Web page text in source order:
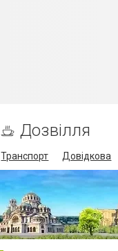
Дозвілля
Транспорт Довідкова